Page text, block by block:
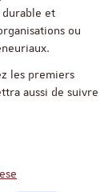
durable et
ou
les premiers
aussi de suivre